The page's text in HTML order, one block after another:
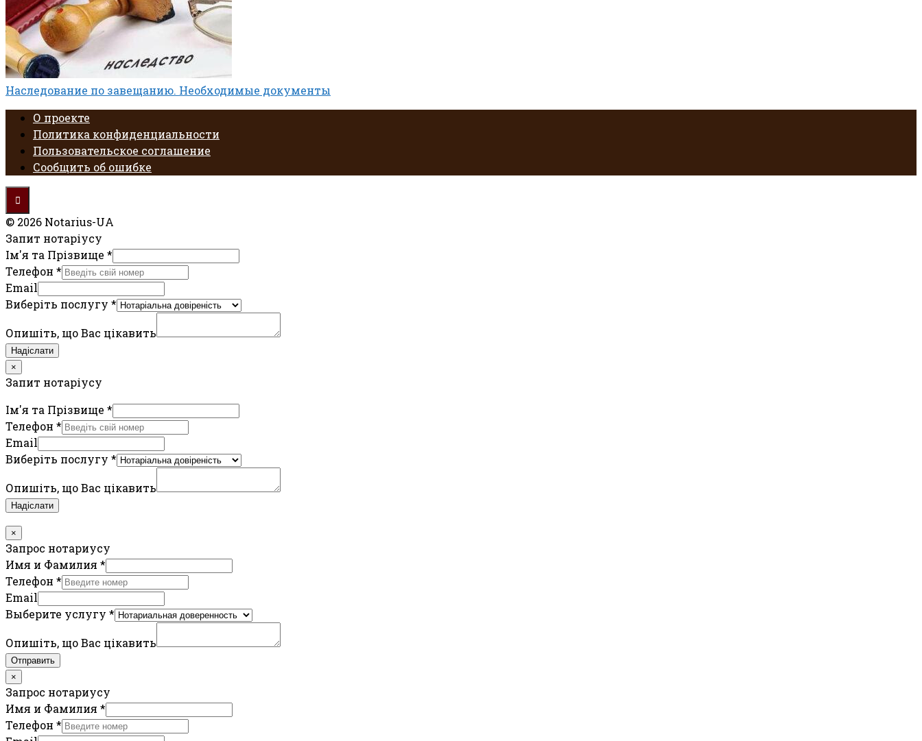
Наследование по завещанию. Необходимые документы
О проекте
Политика конфиденциальности
Пользовательское соглашение
Сообщить об ошибке
© 2026 Notarius-UA
Запит нотаріусу
Ім'я та Прізвище *
Телефон *
Email
Виберіть послугу *
Опишіть, що Вас цікавить
Надіслати
×
Запит нотаріусу
Ім'я та Прізвище *
Телефон *
Email
Виберіть послугу *
Опишіть, що Вас цікавить
Надіслати
×
Запрос нотариусу
Имя и Фамилия *
Телефон *
Email
Выберите услугу *
Опишіть, що Вас цікавить
Отправить
×
Запрос нотариусу
Имя и Фамилия *
Телефон *